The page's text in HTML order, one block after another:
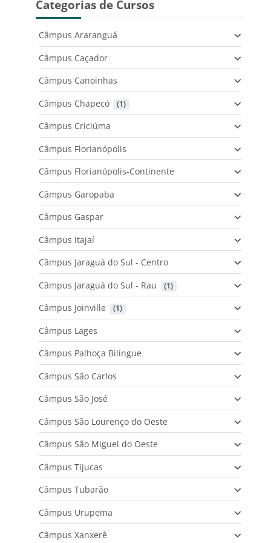
Categorias de Cursos
Câmpus Araranguá
Câmpus Caçador
Câmpus Canoinhas
Câmpus Chapecó
(1)
Câmpus Criciúma
Câmpus Florianópolis
Câmpus Florianópolis-Continente
Câmpus Garopaba
Câmpus Gaspar
Câmpus Itajaí
Câmpus Jaraguá do Sul - Centro
Câmpus Jaraguá do Sul - Rau
(1)
Câmpus Joinville (1)
Câmpus Lages
Câmpus Palhoça Bilíngue
Câmpus São Carlos
Câmpus São José
Câmpus São Lourenço do Oeste
Câmpus São Miguel do Oeste
Câmpus Tijucas
Câmpus Tubarão
Câmpus Urupema
Câmpus Xanxerê